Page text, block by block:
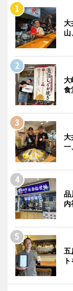
大
山
大
食
大
一
品
内
五